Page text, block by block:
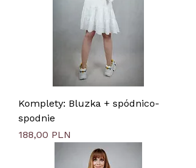
Komplety: Bluzka + spódnico-
spodnie
Цена
188,00 PLN